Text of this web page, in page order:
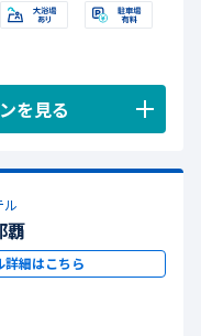
に沖縄をアクティブに
サポートします。※写
を見る
ル
覇
詳細はこちら